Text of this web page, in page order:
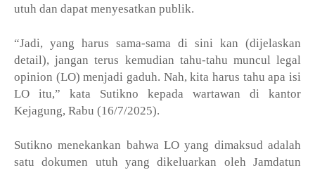
utuh dan dapat menyesatkan publik.
“Jadi, yang harus sama-sama di sini kan (dijelaskan
detail), jangan terus kemudian tahu-tahu muncul legal
opinion (LO) menjadi gaduh. Nah, kita harus tahu apa isi
LO itu,” kata Sutikno kepada wartawan di kantor
Kejagung, Rabu (16/7/2025).
Sutikno menekankan bahwa LO yang dimaksud adalah
satu dokumen utuh yang dikeluarkan oleh Jamdatun